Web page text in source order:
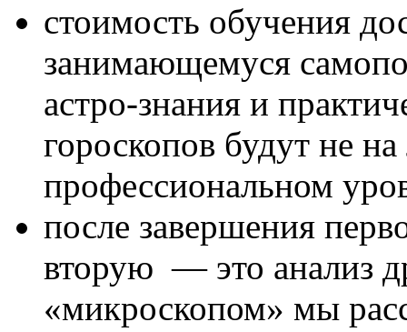
стоимость обучения
занимающемуся
астро-знания и
гороскопов будут не
профессиональном
после завершения
вторую — это анализ
«микроскопом» мы